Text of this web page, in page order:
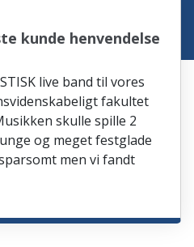
kunde henvendelse
live band til vores
fakultet
skulle spille 2
og meget festglade
men vi fandt